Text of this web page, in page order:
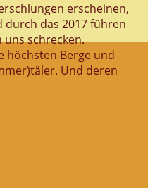
erscheinen,
durch das 2017 führen
uns schrecken.
höchsten Berge und
Und deren